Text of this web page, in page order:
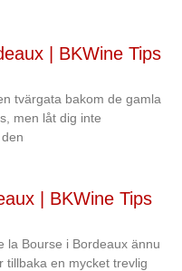
| BKWine Tips
tvärgata bakom de gamla
men låt dig inte
| BKWine Tips
la Bourse i Bordeaux ännu
tillbaka en mycket trevlig